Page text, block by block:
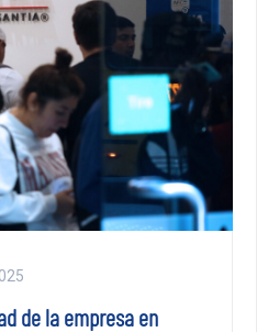
de la empresa en